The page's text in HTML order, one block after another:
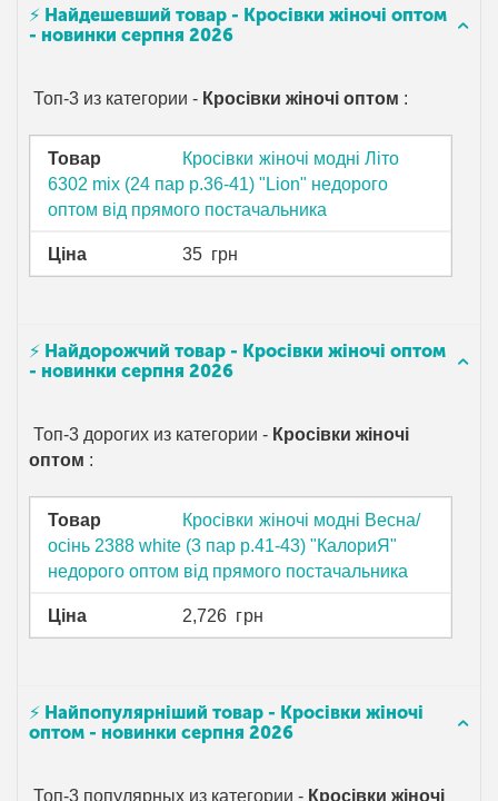
⚡ Найдешевший товар - Кросівки жіночі оптом
- новинки серпня 2026
Топ-3 из категории - Кросівки жіночі оптом :
Товар
Кросівки жіночі модні Літо
6302 mix (24 пар р.36-41) "Lion" недорого
оптом від прямого постачальника
Ціна 35 грн
⚡ Найдорожчий товар - Кросівки жіночі оптом
- новинки серпня 2026
Топ-3 дорогих из категории - Кросівки жіночі
оптом :
Товар
Кросівки жіночі модні Весна/
осінь 2388 white (3 пар р.41-43) "КалориЯ"
недорого оптом від прямого постачальника
Ціна 2,726 грн
⚡ Найпопулярніший товар - Кросівки жіночі
оптом - новинки серпня 2026
Топ-3 популярных из категории - Кросівки жіночі